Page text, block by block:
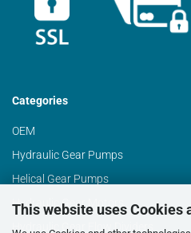
This website uses Cookies
Categories
OEM
Hydraulic Gear Pumps
Helical Gear Pumps
Hydraulic Gear Motors
Hydraulic Gear Flow Dividers